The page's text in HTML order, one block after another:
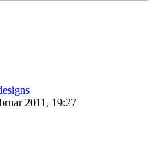
2011, 19:27